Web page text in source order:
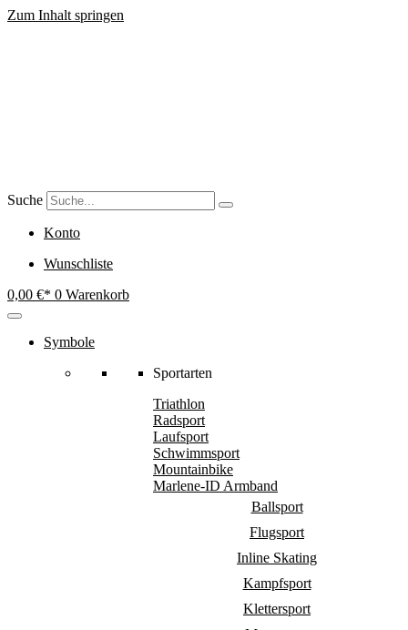
Zum Inhalt springen
Suche
Konto
Wunschliste
0,00 € 0 Warenkorb
Symbole
Sportarten
Triathlon
Radsport
Laufsport
Schwimmsport
Mountainbike
Marlene-ID Armband
Ballsport
Flugsport
Inline Skating
Kampfsport
Klettersport